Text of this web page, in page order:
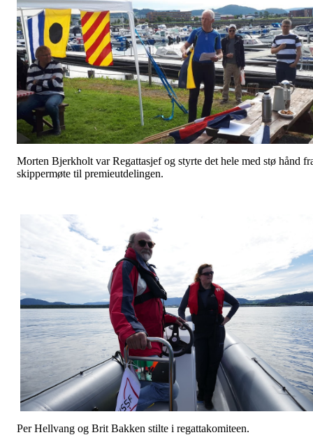
Morten Bjerkholt var Regattasjef og styrte det hele med stø hånd
skippermøte til premieutdelingen.
Per Hellvang og Brit Bakken stilte i regattakomiteen.